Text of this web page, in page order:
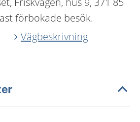
förbokade besök.
Vägbeskrivning